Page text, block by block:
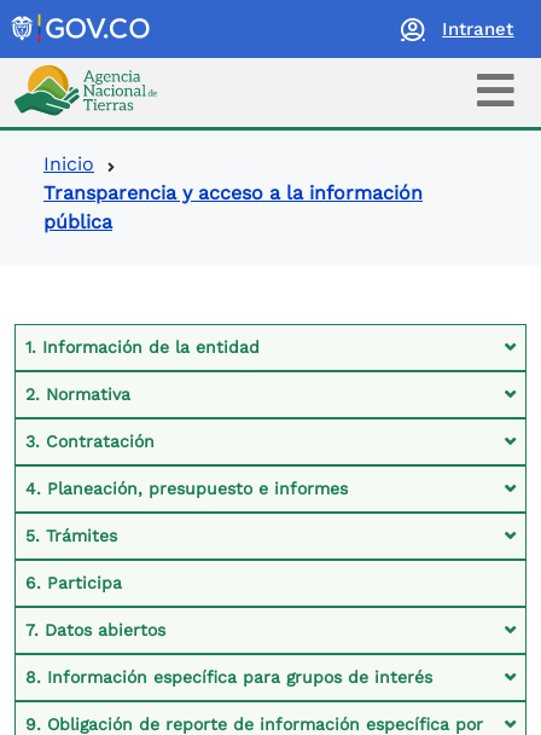
Intranet
Logo Agencia Nacional de Tierras
Ruta de navegación
Inicio
Transparencia y acceso a la información
pública
Contexto Ley de Transparencia
1. Información de la entidad
2. Normativa
3. Contratación
4. Planeación, presupuesto e informes
5. Trámites
6. Participa
7. Datos abiertos
8. Información específica para grupos de interés
9. Obligación de reporte de información específica por